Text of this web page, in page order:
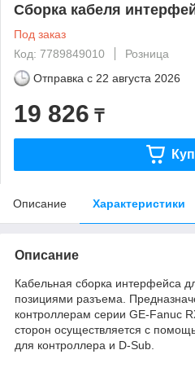
Сборка кабеля
Под заказ
Код: 7789849010
Розница
Отправка с 22 августа 2026
19 826 ₸
Описание Характеристики
Описание
Кабельная сборка интерфейса
позициями разъема.
контроллерам серии GE-Fanuc
сторон осуществляется с
для контроллера и D-Sub.